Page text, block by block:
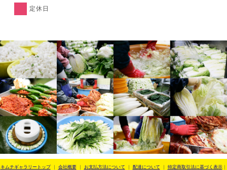
定休日
キムチギャラリートップ｜ 会社概要｜ お支払方法について ｜ 配達について ｜ 特定商取引法に基づく表示｜